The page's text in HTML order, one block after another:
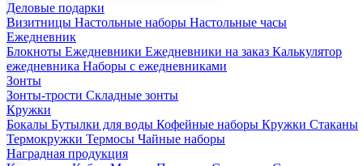
Деловые подарки
Визитницы Настольные наборы Настольные часы
Ежедневник
Блокноты Ежедневники Ежедневники на заказ Калькулятор
ежедневника Наборы с ежедневниками
Зонты
Зонты-трости Складные зонты
Кружки
Бокалы Бутылки для воды Кофейные наборы Кружки Стаканы
Термокружки Термосы Чайные наборы
Наградная продукция